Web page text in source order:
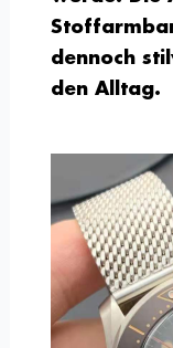
dennoch
den Alltag.